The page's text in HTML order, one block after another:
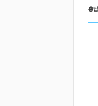
총